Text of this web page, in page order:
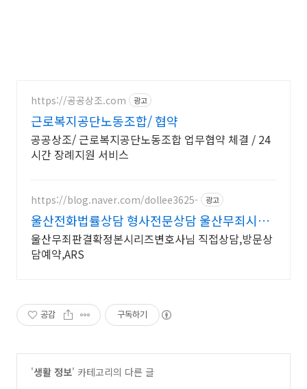
https://공공상조.com 광고
근로복지공단노동조합/ 협약
공공상조/ 근로복지공단노동조합 업무협약 체결 / 24
시간 장례지원 서비스
https://blog.naver.com/dollee3625- 광고
울산전화법률상담 형사전문상담 울산무죄시리
즈확정본변호사
울산무죄판결확정본시리즈변호사님 직접상담,방문상
담예약,ARS
공감 구독하기
'생활 정보' 카테고리의 다른 글